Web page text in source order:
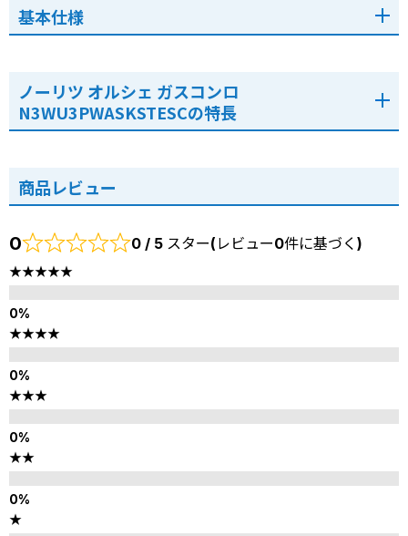
基本仕様
ノーリツ オルシェ ガスコンロ
N3WU3PWASKSTESCの特長
商品レビュー
0 0 / 5 スター(レビュー0件に基づく)
★★★★★
★★★★
★★★
★★
★